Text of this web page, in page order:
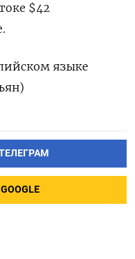
$42
языке